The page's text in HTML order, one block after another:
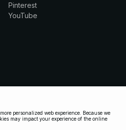
Pinterest
YouTube